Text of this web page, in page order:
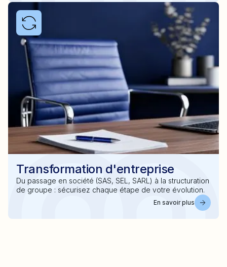
Transformation d'entreprise
Du passage en société (SAS, SEL, SARL) à la structuration
de groupe : sécurisez chaque étape de votre évolution.
En savoir plus